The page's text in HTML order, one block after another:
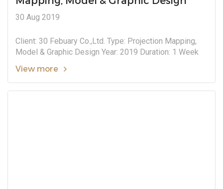
30 Aug 2019
Client: 30 Febuary Co.,Ltd. Type: Projection Mapping,
Model & Graphic Design Year: 2019 Duration: 1 Week
View more